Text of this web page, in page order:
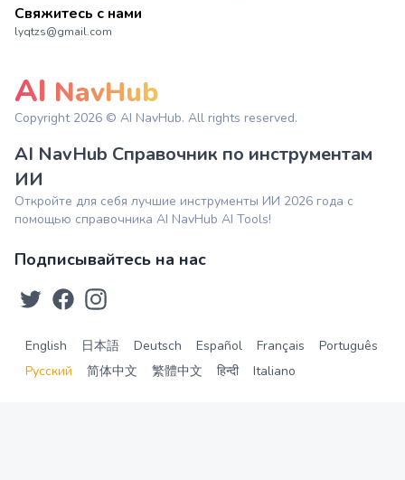
Свяжитесь с нами
lyqtzs@gmail.com
AI NavHub
Copyright 2026 © AI NavHub. All rights reserved.
AI NavHub Справочник по инструментам
ИИ
Откройте для себя лучшие инструменты ИИ 2026 года с
помощью справочника AI NavHub AI Tools!
Подписывайтесь на нас
English 日本語 Deutsch Español Français
Português
Русский
简体中文 繁體中文 हिन्दी Italiano